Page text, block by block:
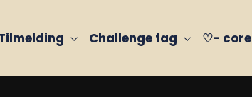
Challenge fag ♡- core